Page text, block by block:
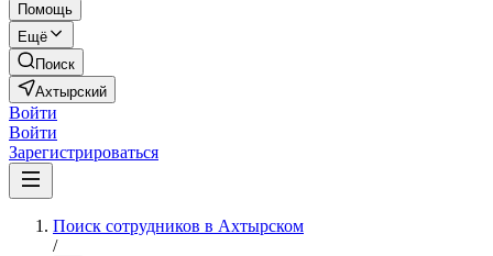
Помощь
Ещё
Поиск
Ахтырский
Войти
Войти
Зарегистрироваться
Поиск сотрудников в Ахтырском
/